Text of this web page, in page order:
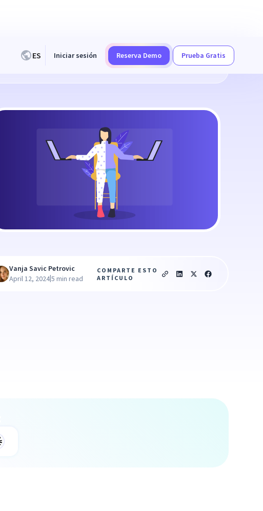
ES Iniciar sesión Reserva Demo
Prueba Gratis
Vanja Savic Petrovic
April 12, 2024|5 min read
COMPARTE ESTO
ARTÍCULO